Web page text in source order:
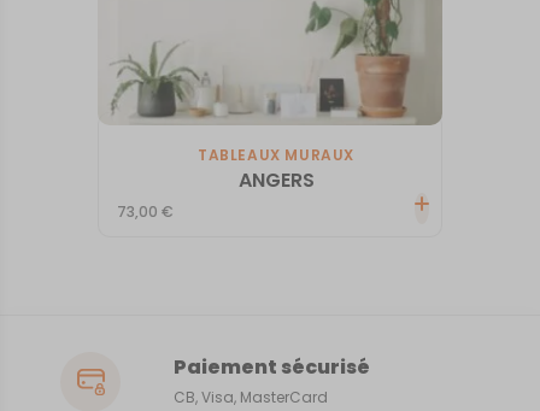
TABLEAUX MURAUX
ANGERS
73,00€
Paiement sécurisé
CB, Visa, MasterCard